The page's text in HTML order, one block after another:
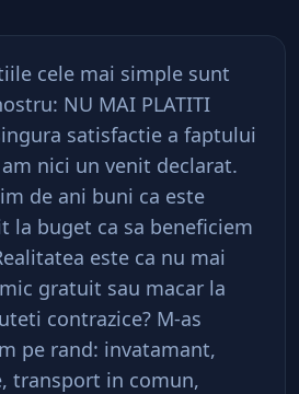
cele mai simple sunt
NU MAI PLATITI
satisfactie a faptului
nici un venit declarat.
de ani buni ca este
la buget ca sa beneficiem
este ca nu mai
gratuit sau macar la
contrazice? M-as
pe rand: invatamant,
transport in comun,